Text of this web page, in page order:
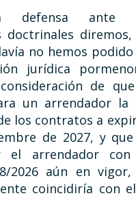
defensa ante
doctrinales
no hemos
jurídica
de
un arrendador la
los contratos a
de 2027, y
el arrendador con
2026 aún en
coincidiría con